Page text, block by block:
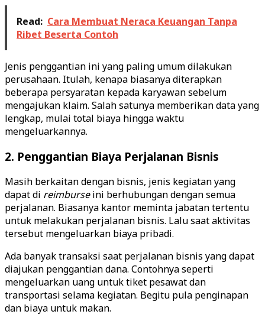
Read: Cara Membuat Neraca Keuangan Tanpa
Ribet Beserta Contoh
Jenis penggantian ini yang paling umum dilakukan
perusahaan. Itulah, kenapa biasanya diterapkan
beberapa persyaratan kepada karyawan sebelum
mengajukan klaim. Salah satunya memberikan data yang
lengkap, mulai total biaya hingga waktu
mengeluarkannya.
2. Penggantian Biaya Perjalanan Bisnis
Masih berkaitan dengan bisnis, jenis kegiatan yang
dapat di reimburseini berhubungan dengan semua
perjalanan. Biasanya kantor meminta jabatan tertentu
untuk melakukan perjalanan bisnis. Lalu saat aktivitas
tersebut mengeluarkan biaya pribadi.
Ada banyak transaksi saat perjalanan bisnis yang dapat
diajukan penggantian dana. Contohnya seperti
mengeluarkan uang untuk tiket pesawat dan
transportasi selama kegiatan. Begitu pula penginapan
dan biaya untuk makan.